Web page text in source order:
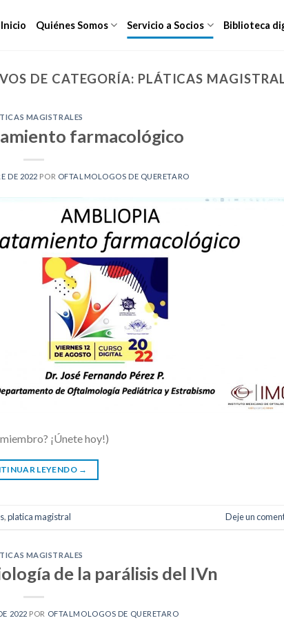
Inicio Quiénes Somos Servicio a Socios Biblioteca
DE CATEGORÍA: PLÁTICAS
MAGISTRALES
farmacológico
DE 2022 POR OFTALMOLOGOS DE QUERETARO
¡Únete hoy!)
LEYENDO →
,platica magistral Deje un
MAGISTRALES
de la parálisis del IVn
2022 POR OFTALMOLOGOS DE QUERETARO